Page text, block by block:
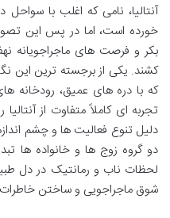
آنتالیا، نامی که اغلب با
خورده است، اما در پس این
بکر و فرصت های ماجراجویانه
کشند. یکی از برجسته ترین این
که با دره های عمیق، رودخانه
تجربه ای کاملاً متفاوت از
دلیل تنوع فعالیت ها و چشم
دو گروه زوج ها و خانواده ها
لحظات ناب و رمانتیک در دل
شوق ماجراجویی و ساختن خاطرات